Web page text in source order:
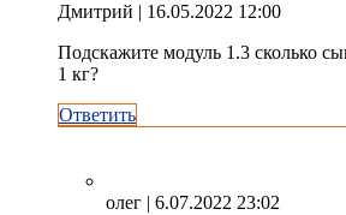
Дмитрий | 16.05.2022 12:00
Подскажите модуль 1.3 сколько
1 кг?
Ответить
олег | 6.07.2022 23:02